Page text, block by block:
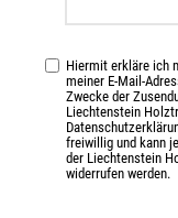
€/ Tag
IN DEN WARENKORB
inkl. 20 % MwSt.
Versandkosten
Hiermit erkläre ich
meiner E-Mail-
Zwecke der
Liechtenstein
freiwillig und kann
der Liechtenstein
widerrufen werden.